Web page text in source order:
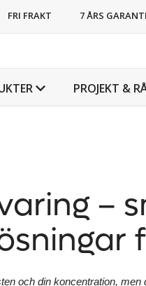
FRI FRAKT 7 ÅRS GARANTI
PROJEKT &
–
och din koncentration,